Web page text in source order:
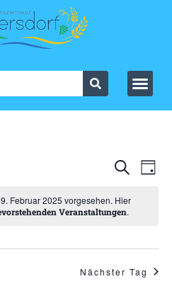
UND
SucheTag
Februar 2025 vorgesehen. Hier
Veranstaltungen.
Nächster Tag